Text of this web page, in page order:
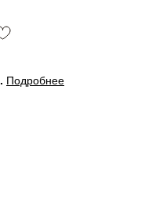
. Подробнее